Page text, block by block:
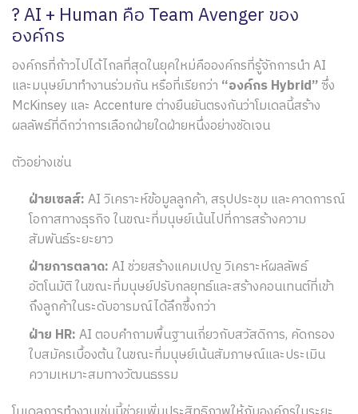
? AI + Human คือ Team Avenger ของ
องค์กร
องค์กรที่ก้าวไปได้ไกลที่สุดในยุคใหม่คือองค์กรที่รู้จักการนำ AI
และมนุษย์มาทำงานร่วมกัน หรือที่เรียกว่า “องค์กร Hybrid”ซึ่ง
McKinsey และ Accenture ต่างยืนยันตรงกันว่าโมเดลนี้สร้าง
ผลลัพธ์ที่ดีกว่าการเลือกฝ่ายใดฝ่ายหนึ่งอย่างชัดเจน
ตัวอย่างเช่น
ฝ่ายเซลส์:AI วิเคราะห์ข้อมูลลูกค้า, สรุปประชุม และคาดการณ์
โอกาสทางธุรกิจ ในขณะที่มนุษย์เน้นไปที่การสร้างความ
สัมพันธ์ระยะยาว
ฝ่ายการตลาด:AI ช่วยสร้างแคมเปญ วิเคราะห์ผลลัพธ์
อัตโนมัติ ในขณะที่มนุษย์ปรับกลยุทธ์และสร้างคอนเทนต์ที่เข้า
ถึงลูกค้าในระดับอารมณ์ได้ลึกซึ้งกว่า
ฝ่าย HR:AI ตอบคำถามพื้นฐานเกี่ยวกับสวัสดิการ, คัดกรอง
ใบสมัครเบื้องต้น ในขณะที่มนุษย์เน้นสัมภาษณ์และประเมิน
ความเหมาะสมทางวัฒนธรรม